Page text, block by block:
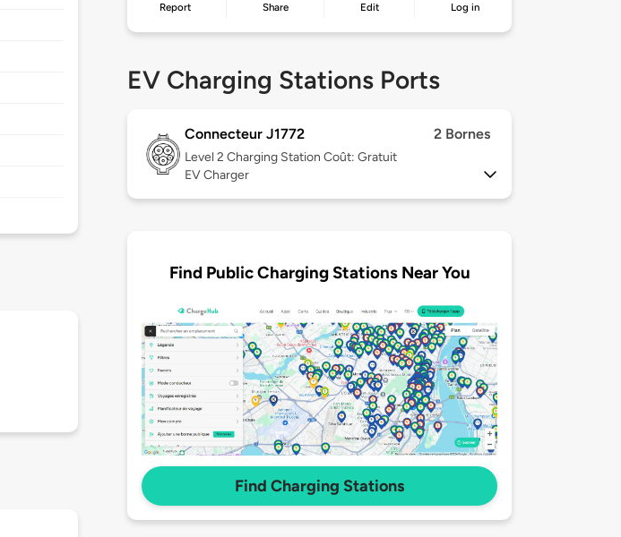
Report Share Edit Log in
EV Charging Stations Ports
Connecteur J1772 2 Bornes
Level 2 Charging Station Coût: Gratuit
EV Charger
Find Public Charging Stations Near You
Find Charging Stations